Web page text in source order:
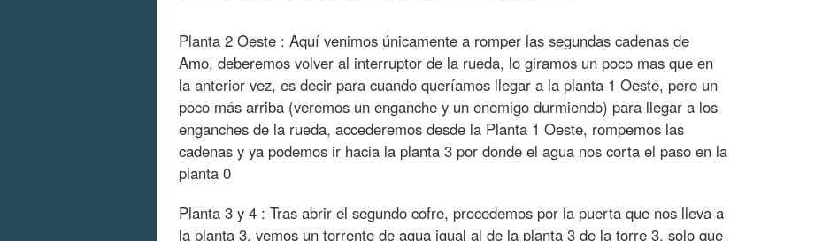
Planta 2 Oeste : Aquí venimos únicamente a romper las segundas cadenas de
Amo, deberemos volver al interruptor de la rueda, lo giramos un poco mas que en
la anterior vez, es decir para cuando queríamos llegar a la planta 1 Oeste, pero un
poco más arriba (veremos un enganche y un enemigo durmiendo) para llegar a los
enganches de la rueda, accederemos desde la Planta 1 Oeste, rompemos las
cadenas y ya podemos ir hacia la planta 3 por donde el agua nos corta el paso en la
planta 0
Planta 3 y 4 : Tras abrir el segundo cofre, procedemos por la puerta que nos lleva a
la planta 3, vemos un torrente de agua igual al de la planta 3 de la torre 3, solo que